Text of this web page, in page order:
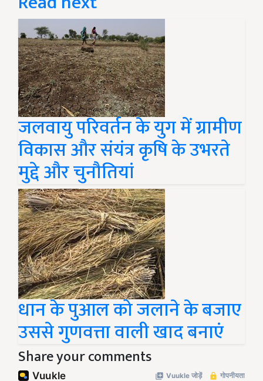
जलवायु परिवर्तन के युग में ग्रामीण
विकास और संयंत्र कृषि के उभरते
मुद्दे और चुनौतियां
धान के पुआल को जलाने के बजाए
उससे गुणवत्ता वाली खाद बनाएं
Share your comments